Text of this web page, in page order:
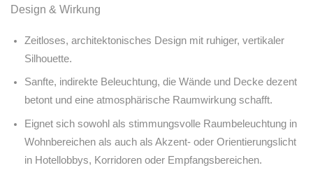
Design & Wirkung
Zeitloses, architektonisches Design mit ruhiger, vertikaler
Silhouette.
Sanfte, indirekte Beleuchtung, die Wände und Decke dezent
betont und eine atmosphärische Raumwirkung schafft.
Eignet sich sowohl als stimmungsvolle Raumbeleuchtung in
Wohnbereichen als auch als Akzent- oder Orientierungslicht
in Hotellobbys, Korridoren oder Empfangsbereichen.